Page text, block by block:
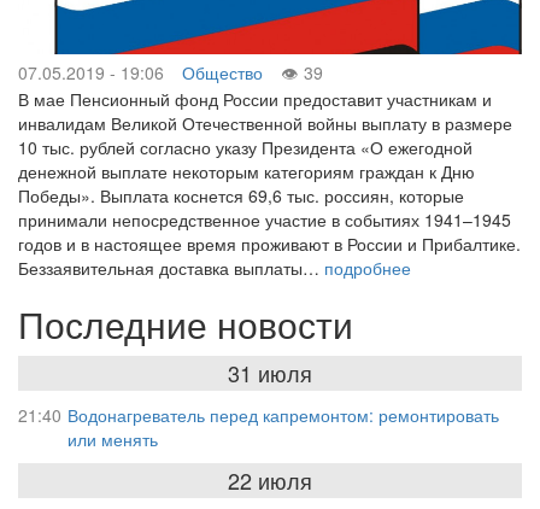
07.05.2019 - 19:06 Общество
39
В мае Пенсионный фонд России предоставит участникам и
инвалидам Великой Отечественной войны выплату в размере
10 тыс. рублей согласно указу Президента «О ежегодной
денежной выплате некоторым категориям граждан к Дню
Победы». Выплата коснется 69,6 тыс. россиян, которые
принимали непосредственное участие в событиях 1941–1945
годов и в настоящее время проживают в России и Прибалтике.
Беззаявительная доставка выплаты… подробнее
Последние новости
31 июля
21:40 Водонагреватель перед капремонтом: ремонтировать
или менять
22 июля